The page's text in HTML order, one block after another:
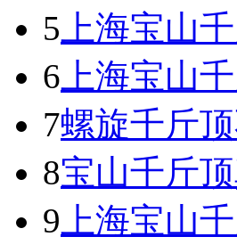
5 上海宝山
6 上海宝山
7螺旋千斤
8宝山千斤
9 上海宝山